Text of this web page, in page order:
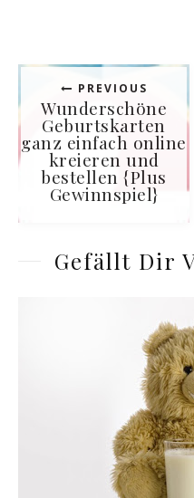
PREVIOUS
Wunderschöne
Geburtskarten
ganz einfach online
kreieren und
bestellen {Plus
Gewinnspiel}
Gefällt Dir